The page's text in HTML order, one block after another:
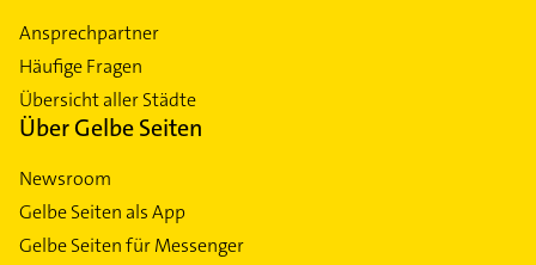
Ansprechpartner
Häufige Fragen
Übersicht aller Städte
Über Gelbe Seiten
Newsroom
Gelbe Seiten als App
Gelbe Seiten für Messenger